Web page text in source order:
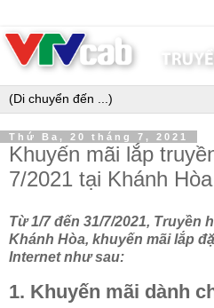
Thứ Ba, 20 tháng 7, 2021
Khuyến mãi lắp
7/2021 tại Khánh Hòa
Từ 1/7 đến 31/7/2021, Truyền
Khánh Hòa, khuyến mãi lắp
Internet như sau:
1. Khuyến mãi dành